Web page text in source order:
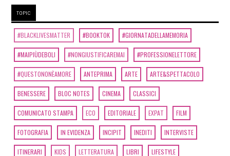
TOPIC
#BLACKLIVESMATTER #BOOKTOK #GIORNATADELLAMEMORIA
#MAIPIÙDEBOLI #NONGIUSTIFICAREMAI #PROFESSIONELETTORE
#QUESTONONÈAMORE ANTEPRIMA ARTE ARTE&SPETTACOLO
BENESSERE BLOC NOTES CINEMA CLASSICI
COMUNICATO STAMPA ECO EDITORIALE EXPAT FILM
FOTOGRAFIA IN EVIDENZA INCIPIT INEDITI INTERVISTE
ITINERARI KIDS LETTERATURA LIBRI LIFESTYLE